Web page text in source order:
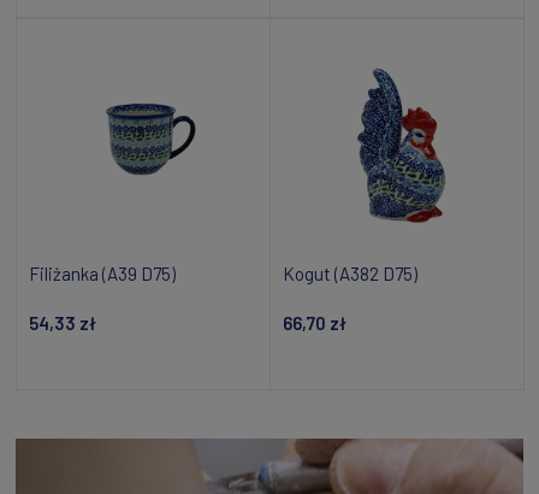
Filiżanka (A39 D75)
54,33 zł
Kogut (A382 D75)
66,70 zł